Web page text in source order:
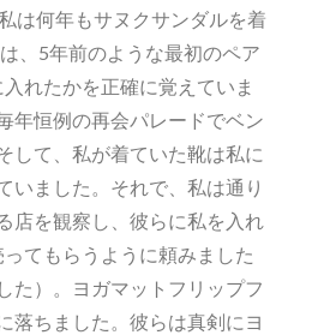
ポ
は何年もサヌクサンダルを着
、5年前のような最初のペア
れたかを正確に覚えていま
年恒例の再会パレードでベン
して、私が着ていた靴は私に
いました。それで、私は通り
店を観察し、彼らに私を入れ
てもらうように頼みました
た）。ヨガマットフリップフ
落ちました。彼らは真剣にヨ